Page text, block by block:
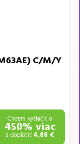
C/M/Y
Chcem vytlačiť o
450% viac
a doplatiť 4,88 €